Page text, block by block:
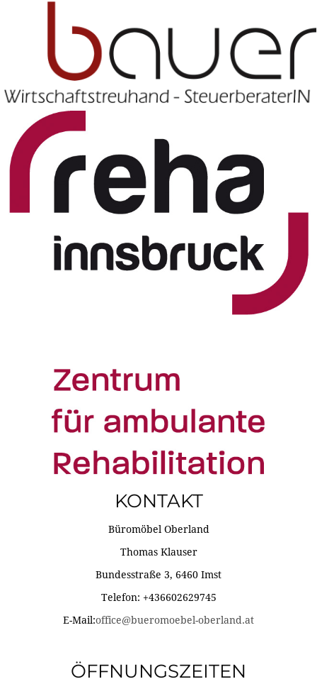
KONTAKT
Büromöbel Oberland
Thomas Klauser
Bundesstraße 3, 6460 Imst
Telefon: +436602629745
E-Mail:office@bueromoebel-oberland.at
ÖFFNUNGSZEITEN